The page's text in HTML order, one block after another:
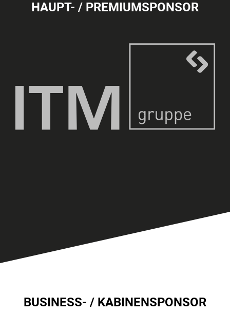
HAUPT- / PREMIUMSPONSOR
BUSINESS- / KABINENSPONSOR